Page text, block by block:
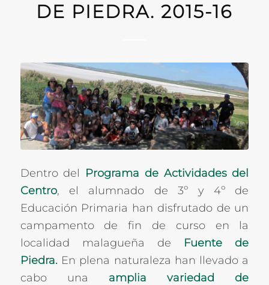
DE PIEDRA. 2015-16
Dentro del Programa de Actividades del
Centro, el alumnado de 3º y 4º de
Educación Primaria han disfrutado de un
campamento de fin de curso en la
localidad malagueña de Fuente de
Piedra. En plena naturaleza han llevado a
cabo una amplia variedad de